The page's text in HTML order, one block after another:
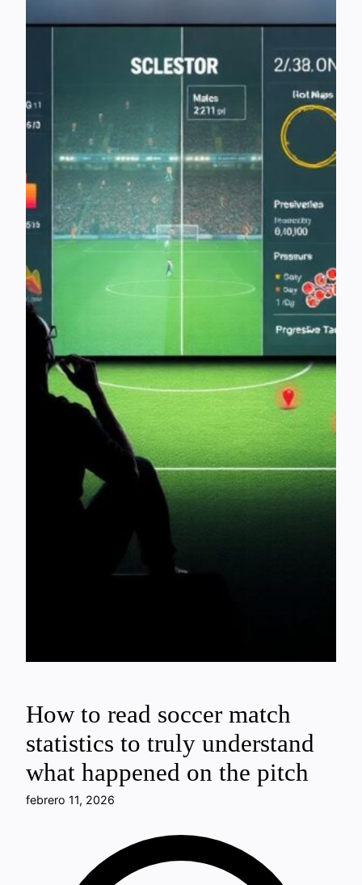
How to read soccer match
statistics to truly understand
what happened on the pitch
febrero 11, 2026